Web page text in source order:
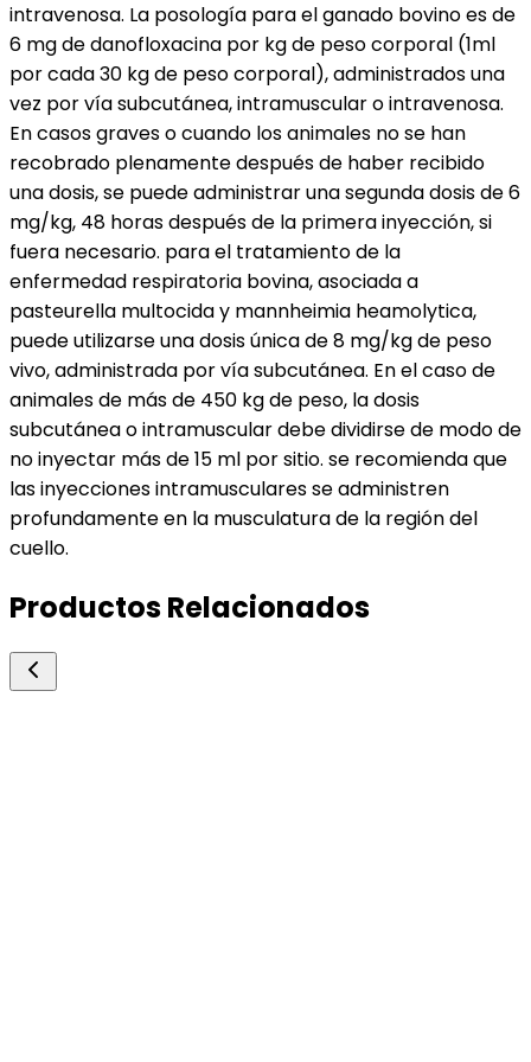
intravenosa. La posología para el ganado bovino es de
6 mg de danofloxacina por kg de peso corporal (1ml
por cada 30 kg de peso corporal), administrados una
vez por vía subcutánea, intramuscular o intravenosa.
En casos graves o cuando los animales no se han
recobrado plenamente después de haber recibido
una dosis, se puede administrar una segunda dosis de 6
mg/kg, 48 horas después de la primera inyección, si
fuera necesario. para el tratamiento de la
enfermedad respiratoria bovina, asociada a
pasteurella multocida y mannheimia heamolytica,
puede utilizarse una dosis única de 8 mg/kg de peso
vivo, administrada por vía subcutánea. En el caso de
animales de más de 450 kg de peso, la dosis
subcutánea o intramuscular debe dividirse de modo de
no inyectar más de 15 ml por sitio. se recomienda que
las inyecciones intramusculares se administren
profundamente en la musculatura de la región del
cuello.
Productos Relacionados